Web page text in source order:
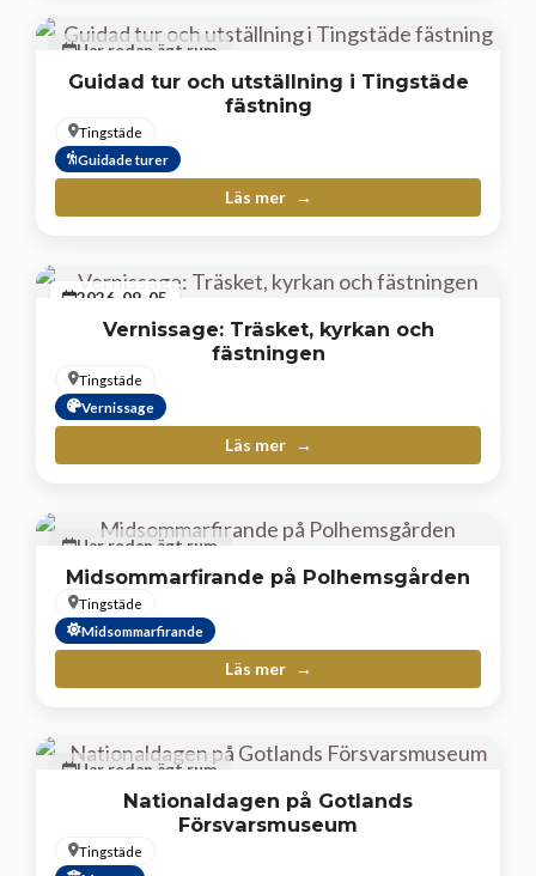
Har redan ägt rum
Guidad tur och utställning i Tingstäde
fästning
Tingstäde
Guidade turer
Läs mer
2026-09-05
Vernissage: Träsket, kyrkan och
fästningen
Tingstäde
Vernissage
Läs mer
Har redan ägt rum
Midsommarfirande på Polhemsgården
Tingstäde
Midsommarfirande
Läs mer
Har redan ägt rum
Nationaldagen på Gotlands
Försvarsmuseum
Tingstäde